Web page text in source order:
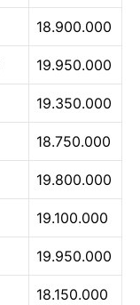
18.900.000
19.950.000
19.350.000
18.750.000
19.800.000
19.100.000
19.950.000
18.150.000